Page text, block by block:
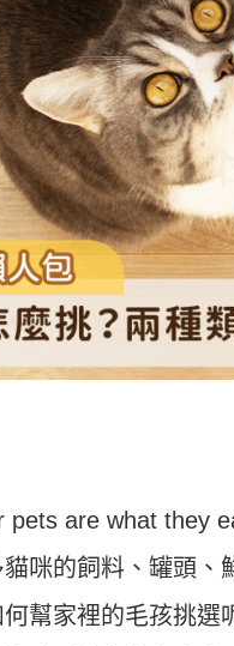
pets are what they
咪的飼料、罐頭
幫家裡的毛孩挑